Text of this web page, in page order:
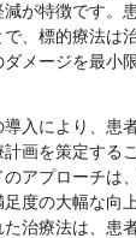
が特徴です。
、標的療法は
メージを最小
入により、患
画を策定する
アプローチは
度の大幅な向
治療法は、患